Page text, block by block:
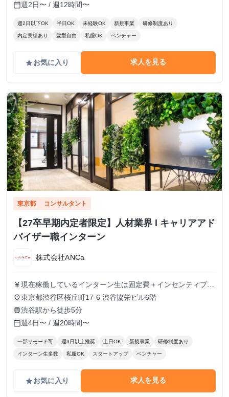
calendar_today週2日〜 / 週12時間〜
週2日以下OK 半日OK 未経験OK 新規事業 研修制度あり
内定実績あり 髪型自由 私服OK ベンチャー
gradeお気に入り 求人を見る
東京都 コンサルタント
【27卒早期内定者限定】人材業界 l キャリアアド
バイザー職インターン
株式会社ANCa
currency_yen 現在稼働しているインターン生は固定費＋インセンティブ＋
交通費支給により 月10万円前後お支払いしています。 ▼条
件詳細 固定給（月5万円～）+インセンティブ 【固定給につ
いて】 稼働時間や面談実施件数、スキル/ポテンシャルに応
じて決定致します。（昇給あり） ※評価制度の詳細は面談
時にもご説明させていただきます。 【インセンティブ】 採
place東京都渋谷区桜丘町17-6 渋谷協栄ビル6階
train渋谷駅から徒歩5分
calendar_today週4日〜 / 週20時間〜
一部リモート可 週3日以上推奨 土日OK 新規事業 研修制度あり
インターン生多数 私服OK スタートアップ ベンチャー
gradeお気に入り 求人を見る